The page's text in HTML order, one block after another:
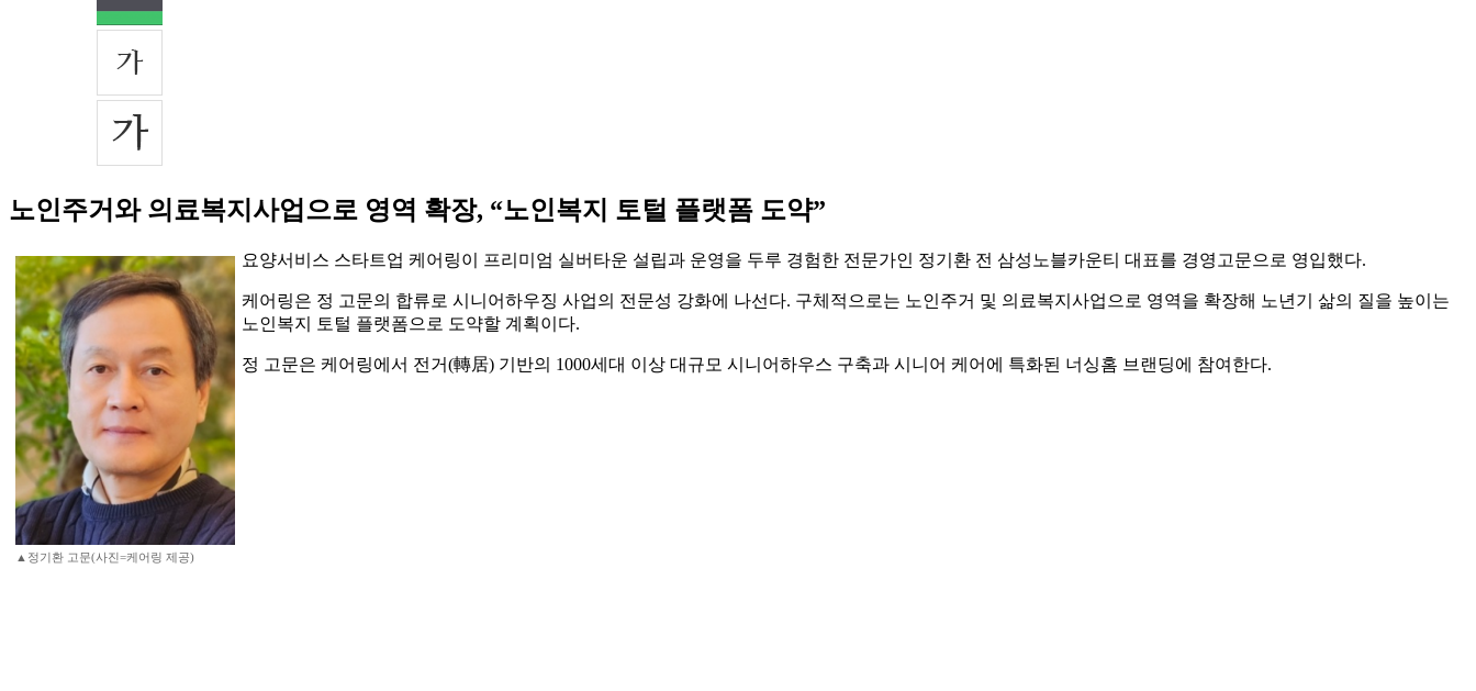
노인주거와 의료복지사업으로 영역 확장, “노인복지 토털 플랫폼 도약”
▲정기환 고문(사진=케어링 제공)
요양서비스 스타트업 케어링이 프리미엄 실버타운 설립과 운영을 두루 경험한 전문가인 정기환 전 삼성노블카운티 대표를 경영고문으로 영입했다.
케어링은 정 고문의 합류로 시니어하우징 사업의 전문성 강화에 나선다. 구체적으로는 노인주거 및 의료복지사업으로 영역을 확장해 노년기 삶의 질을 높이는
노인복지 토털 플랫폼으로 도약할 계획이다.
정 고문은 케어링에서 전거(轉居) 기반의 1000세대 이상 대규모 시니어하우스 구축과 시니어 케어에 특화된 너싱홈 브랜딩에 참여한다.